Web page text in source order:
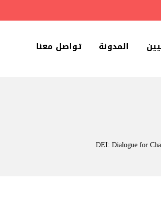
المدونة تواصل معنا
DEI: Dialogue for